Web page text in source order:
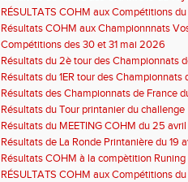
Moselotte
RÉSULTATS COHM aux Compétitions
Résultats COHM aux Championnnats
Masters du 31 mai 2026 à Remiremont
Compétitions des 30 et 31 mai 2026
Résultats du 2è tour des Championnats
région G-Est du 17 mai 2025 à
Résultats du 1ER tour des Championnats
Thaon-les Vosges
Résultats des Championnats de France
Marathon du 10 mai à Troyes
Résultats du Tour printanier du
Résultats du MEETING COHM du 25
Résultats de La Ronde Printanière du 19
route de Belfort
Résultats COHM à la compètition
court" des 4 et 5 avril à Toul
RÉSULTATS COHM aux Compétitions